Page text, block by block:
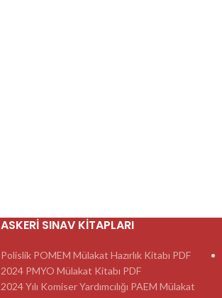
ASKERI SINAV KITAPLARI
Polislik POMEM Mülakat Hazırlık Kitabı PDF
2024 PMYO Mülakat Kitabı PDF
2024 Yılı Komiser Yardımcılığı PAEM Mülakat